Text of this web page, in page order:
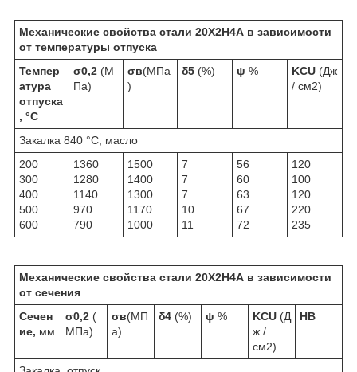
Механические свойства стали 20Х2Н4А в зависимости
от температуры отпуска
Темпер
атура
отпуска
, °С
σ0,2 (М
Па)
σв(МПа
)
δ5 (%) ψ % KCU (Дж
/ см2)
Закалка 840 °С, масло
200
300
400
500
600
1360
1280
1140
970
790
1500
1400
1300
1170
1000
7
7
7
10
11
56
60
63
67
72
120
100
120
220
235
Механические свойства стали 20Х2Н4А в зависимости
от сечения
Сечен
ие, мм
σ0,2 (
МПа)
σв(МП
а)
δ4 (%) ψ % KCU (Д
ж /
см2)
HB